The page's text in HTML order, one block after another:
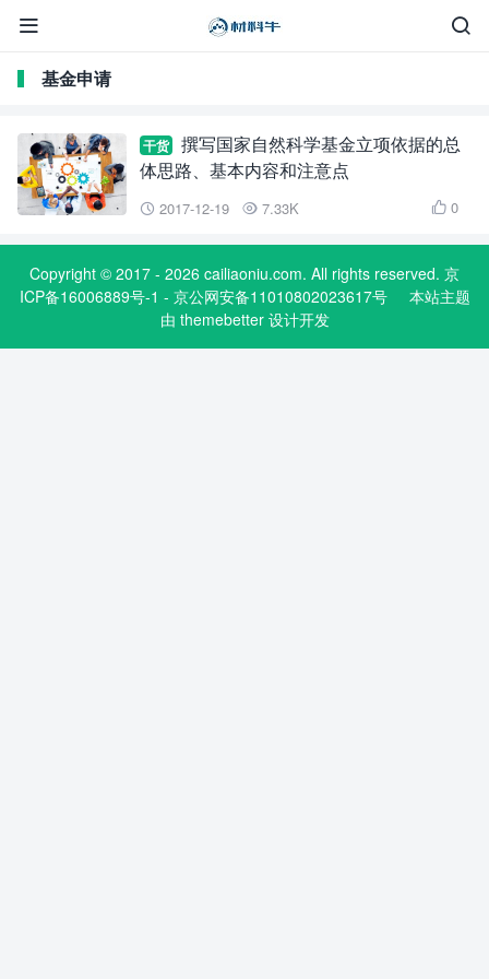


基金申请
干货
撰写国家自然科学基金立项依据的总
体思路、基本内容和注意点
 2017-12-19  7.33K  0
Copyright © 2017 - 2026 cailiaoniu.com. All rights reserved. 京
ICP备16006889号-1 - 京公网安备11010802023617号
本站主题
由 themebetter设计开发